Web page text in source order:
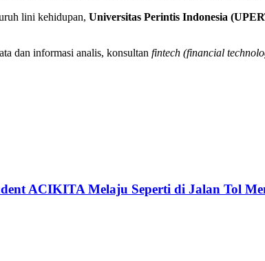
lini kehidupan, Universitas Perintis Indonesia
dan informasi analis, konsultan fintech (financial
ACIKITA Melaju Seperti di Jalan Tol